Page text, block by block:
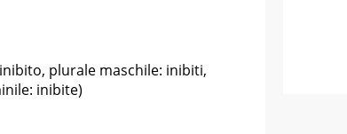
plurale maschile: inibiti,
inibite)